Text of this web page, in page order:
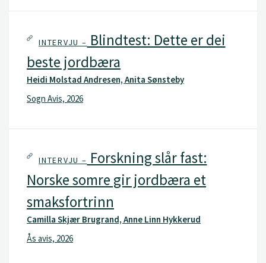
INTERVJU – Blindtest: Dette er dei
beste jordbæra
Heidi Molstad Andresen, Anita Sønsteby
Sogn Avis, 2026
INTERVJU – Forskning slår fast:
Norske somre gir jordbæra et
smaksfortrinn
Camilla Skjær Brugrand, Anne Linn Hykkerud
Ås avis, 2026